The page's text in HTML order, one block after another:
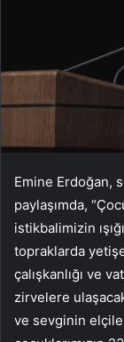
Emine Erdoğan,
paylaşımda,
istikbalimizin
topraklarda
çalışkanlığı ve
zirvelere
ve sevginin